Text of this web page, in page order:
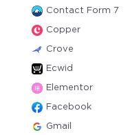
Contact Form 7
Copper
Crove
Ecwid
Elementor
Facebook
Gmail